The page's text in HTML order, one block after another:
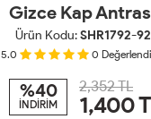
Gizce Kap
Ürün Kodu:SHR1792-
5.0 0
%40
İNDİRİM
2,352 TL
1,400